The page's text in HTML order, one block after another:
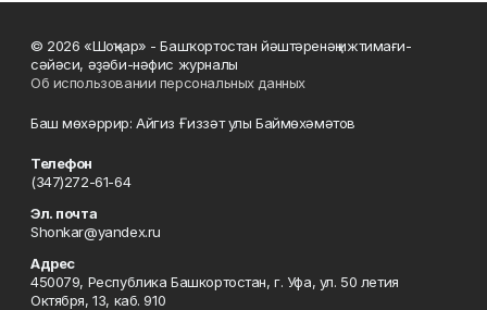
© 2026 «Шоңҡар» - Башҡортостан йәштәренәң ижтимағи-
сәйәси, әҙәби-нәфис журналы
Об использовании персональных данных
Баш мөхәррир: Айгиз Ғиззәт улы Баймөхәмәтов
Телефон
(347)272-61-64
Эл. почта
Shonkar@yandex.ru
Адрес
450079, Республика Башкортостан, г. Уфа, ул. 50 летия
Октября, 13, каб. 910